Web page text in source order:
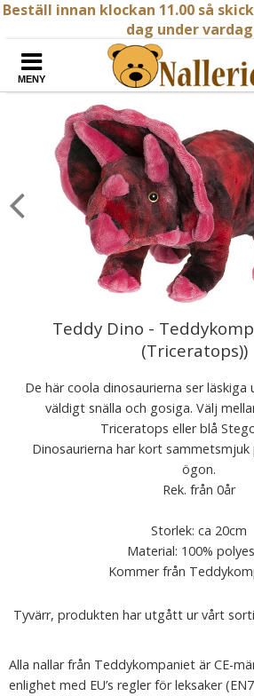
Beställ innan klockan 11.00 så
dag under
MENY
Teddy Dino -
(Triceratops))
De här coola dinosaurierna ser
väldigt snälla och gosiga. Välj
Triceratops eller blå
Dinosaurierna har kort
ögon.
Rek. från 0år
Storlek: ca 20cm
Material: 100%
Kommer från
Tyvärr, produkten har utgått ur vårt
Alla nallar från Teddykompaniet är CE-
enlighet med EU’s regler för leksaker